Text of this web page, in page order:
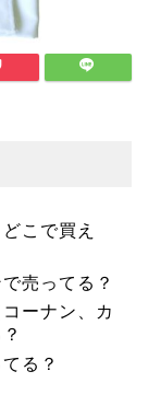
こで買え
売ってる？
ーナン、カ
る？